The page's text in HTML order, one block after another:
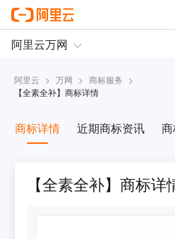
阿里云 > 万网 > 商标服务 >
【全素全补】商标详情
商标详情 近期商标资讯
【全素全补】商标详